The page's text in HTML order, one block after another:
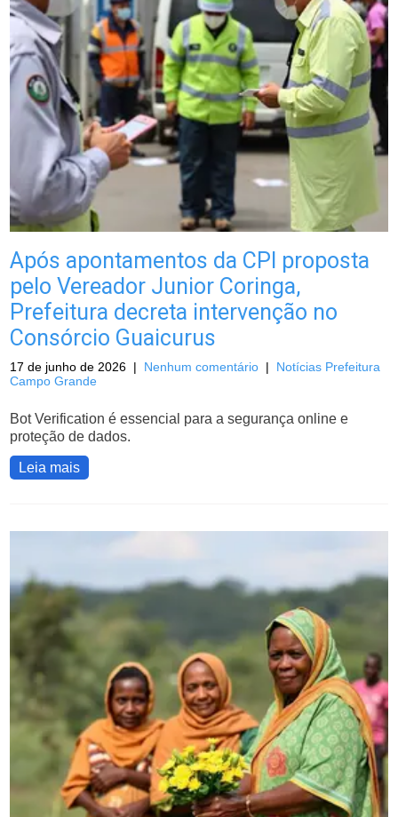
Após apontamentos da CPI proposta
pelo Vereador Junior Coringa,
Prefeitura decreta intervenção no
Consórcio Guaicurus
17 de junho de 2026 | Nenhum comentário | Notícias Prefeitura
Campo Grande
Bot Verification é essencial para a segurança online e
proteção de dados.
Leia mais